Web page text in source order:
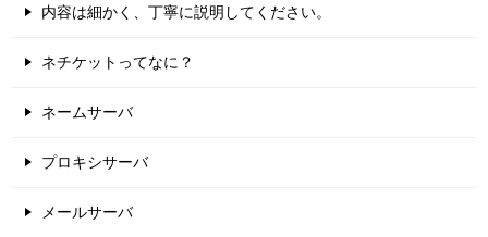
内容は細かく、丁寧に説明してください。
ネチケットってなに？
ネームサーバ
プロキシサーバ
メールサーバ